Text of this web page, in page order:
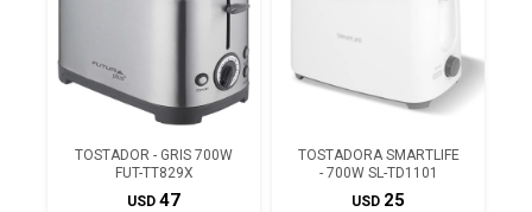
TOSTADOR - GRIS 700W
FUT-TT829X
USD 47
TOSTADORA SMARTLIFE
- 700W SL-TD1101
USD 25